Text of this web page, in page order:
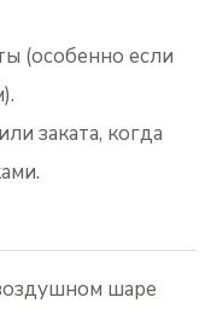
(особенно если
заката, когда
шаре